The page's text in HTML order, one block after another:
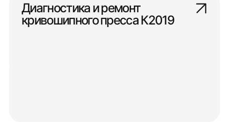
Диагностика и ремонт
кривошипного пресса К2019